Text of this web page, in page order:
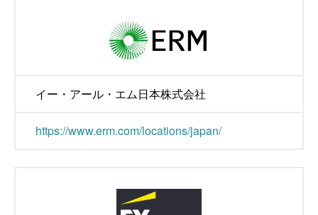
イー・アール・エム日本株式会社
https://www.erm.com/locations/japan/